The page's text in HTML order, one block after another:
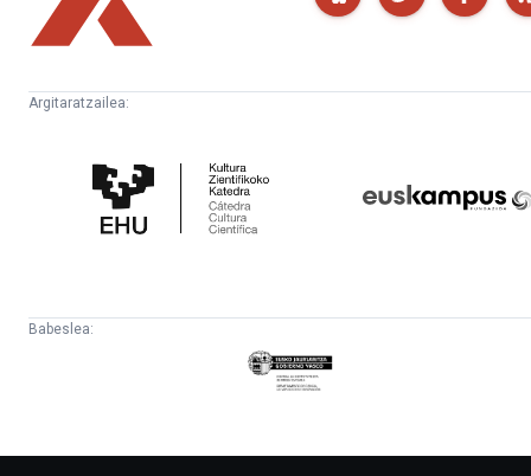
Argitaratzailea:
Zientifikoko
Katedra
Babeslea:
Eusko
Jaurlaritza